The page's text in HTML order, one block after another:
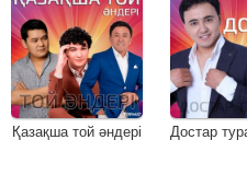
Қазақша той әндері Достар